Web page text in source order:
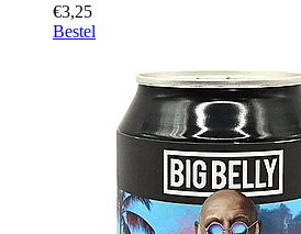
€3,25
Bestel